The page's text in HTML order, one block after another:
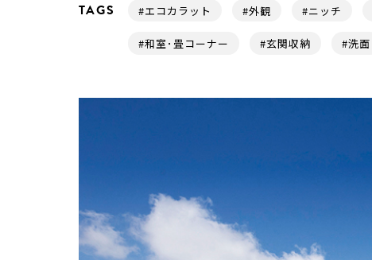
TAGS #エコカラット #外観 #ニッチ
#和室･畳コーナー #玄関収納 #洗面